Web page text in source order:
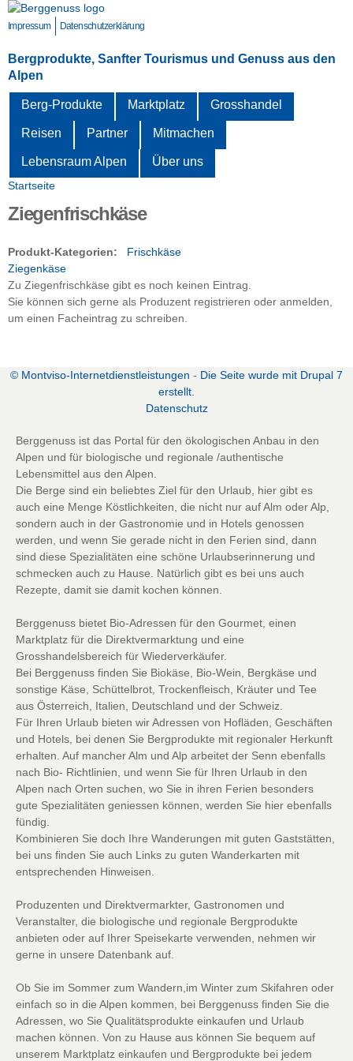
zum
Impressum Datenschutzerklärung
Bergprodukte, Sanfter Tourismus und Genuss aus den
Alpen
Berg-Produkte Marktplatz Grosshandel
Reisen Partner Mitmachen
Lebensraum Alpen Über uns
Sie sind hier
Startseite
Ziegenfrischkäse
Produkt-Kategorien:
Frischkäse
Ziegenkäse
Zu Ziegenfrischkäse gibt es noch keinen Eintrag.
Sie können sich gerne als Produzent registrieren oder anmelden,
um einen Facheintrag zu schreiben.
© Montviso-Internetdienstleistungen - Die Seite wurde mit Drupal 7
erstellt.
Datenschutz
Berggenuss ist das Portal für den ökologischen Anbau in den
Alpen und für biologische und regionale /authentische
Lebensmittel aus den Alpen.
Die Berge sind ein beliebtes Ziel für den Urlaub, hier gibt es
auch eine Menge Köstlichkeiten, die nicht nur auf Alm oder Alp,
sondern auch in der Gastronomie und in Hotels genossen
werden, und wenn Sie gerade nicht in den Ferien sind, dann
sind diese Spezialitäten eine schöne Urlaubserinnerung und
schmecken auch zu Hause. Natürlich gibt es bei uns auch
Rezepte, damit sie damit kochen können.
Berggenuss bietet Bio-Adressen für den Gourmet, einen
Marktplatz für die Direktvermarktung und eine
Grosshandelsbereich für Wiederverkäufer.
Bei Berggenuss finden Sie Biokäse, Bio-Wein, Bergkäse und
sonstige Käse, Schüttelbrot, Trockenfleisch, Kräuter und Tee
aus Österreich, Italien, Deutschland und der Schweiz.
Für Ihren Urlaub bieten wir Adressen von Hofläden, Geschäften
und Hotels, bei denen Sie Bergprodukte mit regionaler Herkunft
erhalten. Auf mancher Alm und Alp arbeitet der Senn ebenfalls
nach Bio- Richtlinien, und wenn Sie für Ihren Urlaub in den
Alpen nach Orten suchen, wo Sie in ihren Ferien besonders
gute Spezialitäten geniessen können, werden Sie hier ebenfalls
fündig.
Kombinieren Sie doch Ihre Wanderungen mit guten Gaststätten,
bei uns finden Sie auch Links zu guten Wanderkarten mit
entsprechenden Hinweisen.
Produzenten und Direktvermarkter, Gastronomen und
Veranstalter, die biologische und regionale Bergprodukte
anbieten oder auf Ihrer Speisekarte verwenden, nehmen wir
gerne in unsere Datenbank auf.
Ob Sie im Sommer zum Wandern,im Winter zum Skifahren oder
einfach so in die Alpen kommen, bei Berggenuss finden Sie die
Adressen, wo Sie Qualitätsprodukte einkaufen und Urlaub
machen können. Von zu Hause aus können Sie bequem auf
unserem Marktplatz einkaufen und Bergprodukte bei jedem